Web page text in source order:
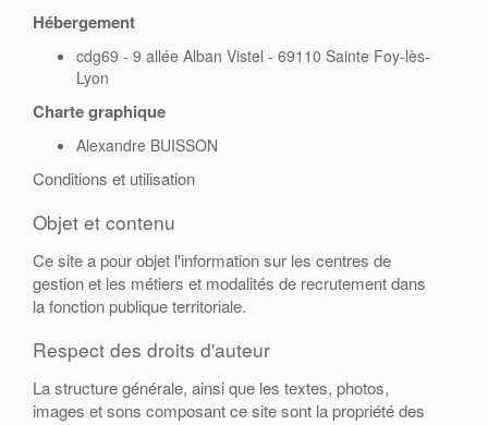
Hébergement
cdg69 - 9 allée Alban Vistel - 69110 Sainte Foy-lès-
Lyon
Charte graphique
Alexandre BUISSON
Conditions et utilisation
Objet et contenu
Ce site a pour objet l'information sur les centres de
gestion et les métiers et modalités de recrutement dans
la fonction publique territoriale.
Respect des droits d'auteur
La structure générale, ainsi que les textes, photos,
images et sons composant ce site sont la propriété des